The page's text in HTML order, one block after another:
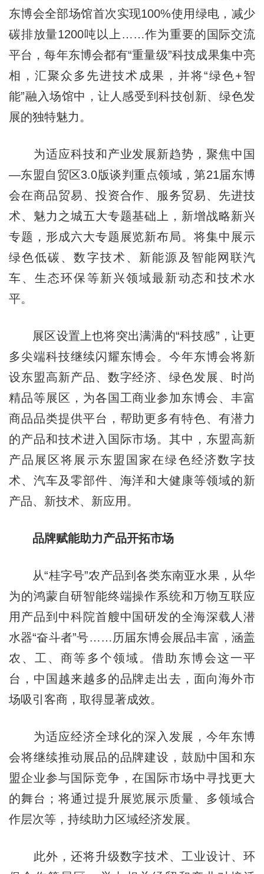
东博会全部场馆首次实现100%使用绿电，减少
碳排放量1200吨以上……作为重要的国际交流
平台，每年东博会都有“重量级”科技成果集中亮
相，汇聚众多先进技术成果，并将“绿色+智
能”融入场馆中，让人感受到科技创新、绿色发
展的独特魅力。
为适应科技和产业发展新趋势，聚焦中国
—东盟自贸区3.0版谈判重点领域，第21届东博
会在商品贸易、投资合作、服务贸易、先进技
术、魅力之城五大专题基础上，新增战略新兴
专题，形成六大专题展览新布局。将集中展示
绿色低碳、数字技术、新能源及智能网联汽
车、生态环保等新兴领域最新动态和技术水
平。
展区设置上也将突出满满的“科技感”，让更
多尖端科技继续闪耀东博会。今年东博会将新
设东盟高新产品、数字经济、绿色发展、时尚
精品等展区，为各国工商业参加东博会、丰富
商品品类提供平台，帮助更多有特色、有潜力
的产品和技术进入国际市场。其中，东盟高新
产品展区将展示东盟国家在绿色经济数字技
术、汽车及零部件、海洋和大健康等领域的新
产品、新技术、新应用。
品牌赋能助力产品开拓市场
从“桂字号”农产品到各类东南亚水果，从华
为的鸿蒙自研智能终端操作系统和万物互联应
用产品到中科院首艘中国研发的全海深载人潜
水器“奋斗者”号……历届东博会展品丰富，涵盖
农、工、商等多个领域。借助东博会这一平
台，中国越来越多的品牌走出去，面向海外市
场吸引客商，取得显著成效。
为适应经济全球化的深入发展，今年东博
会将继续推动展品的品牌建设，鼓励中国和东
盟企业参与国际竞争，在国际市场中寻找更大
的舞台；将通过提升展览展示质量、多领域合
作层次等，持续助力区域经济发展。
此外，还将升级数字技术、工业设计、环